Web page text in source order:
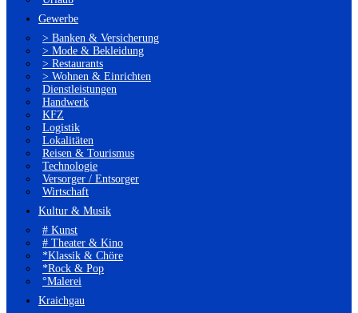
Gewerbe
> Banken & Versicherung
> Mode & Bekleidung
> Restaurants
> Wohnen & Einrichten
Dienstleistungen
Handwerk
KFZ
Logistik
Lokalitäten
Reisen & Tourismus
Technologie
Versorger / Entsorger
Wirtschaft
Kultur & Musik
# Kunst
# Theater & Kino
*Klassik & Chöre
*Rock & Pop
°Malerei
Kraichgau